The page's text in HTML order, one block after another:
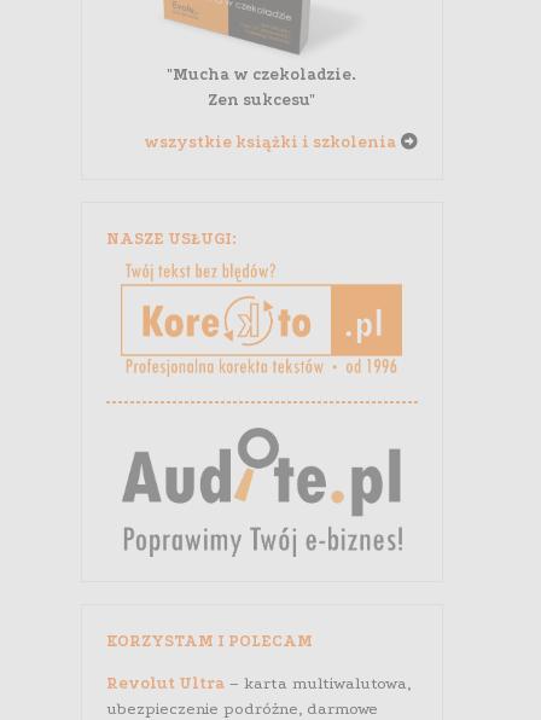
"Mucha w czekoladzie.
Zen sukcesu"
wszystkie książki i szkolenia
NASZE USŁUGI:
KORZYSTAM I POLECAM
Revolut Ultra– karta multiwalutowa,
ubezpieczenie podróżne, darmowe